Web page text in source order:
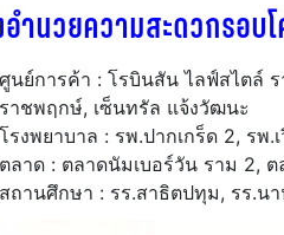
ำนวยความสะดวกรอบ
ศูนย์การค้า : โรบินสัน ไลฟ์สไตล์
ราชพฤกษ์, เซ็นทรัล แจ้งวัฒนะ
โรงพยาบาล : รพ.ปากเกร็ด 2, รพ.
ตลาด : ตลาดนัมเบอร์วัน ราม 2, ต
สถานศึกษา : รร.สาธิตปทุม, รร.น